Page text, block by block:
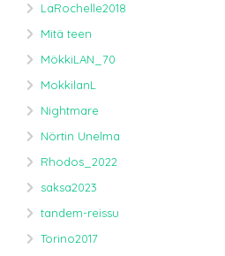
LaRochelle2018
Mitä teen
MökkiLAN_70
MokkilanL
Nightmare
Nörtin Unelma
Rhodos_2022
saksa2023
tandem-reissu
Torino2017